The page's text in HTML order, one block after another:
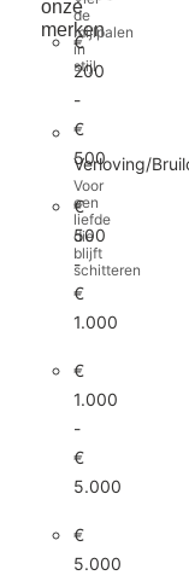
onze
merken
alle
artikelen
de
mijlpalen
in
stijl
Verloving/
Voor
een
liefde
die
blijft
schitteren
€
200
-
€
500
€
500
-
€
1.000
€
1.000
-
€
5.000
€
5.000